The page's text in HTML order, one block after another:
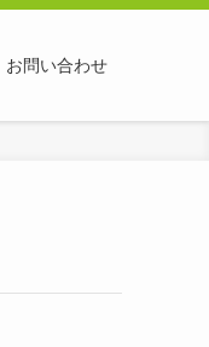
お問い合わせ